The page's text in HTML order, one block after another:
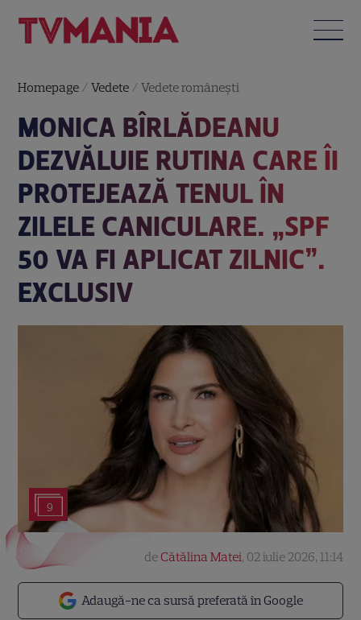
Homepage /Vedete /Vedete româneşti
MONICA BÎRLĂDEANU
DEZVĂLUIE RUTINA CARE ÎI
PROTEJEAZĂ TENUL ÎN
ZILELE CANICULARE. „SPF
50 VA FI APLICAT ZILNIC”.
EXCLUSIV
9
Adaugă-ne ca sursă preferată în Google
de Cătălina Matei, 02 iulie 2026, 11:14